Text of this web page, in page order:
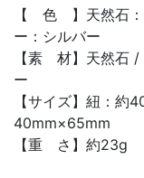
【 色 】天然石：
ー：シルバー
【素 材】天然石 /
ー
【サイズ】紐：約
40mm×65mm
【重 さ】約23g